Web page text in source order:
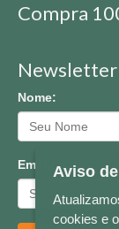
Compra
Newsletter
Nome:
Email: Aviso
cookies e